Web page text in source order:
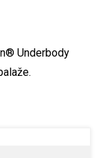
Underbody